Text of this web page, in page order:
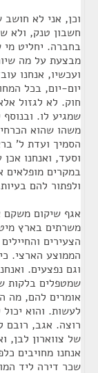
וכן, אני לא
חשבון טנק, ולא
בחברה. יחליט מי
מבצעת על מה
ועכשיו, אנחנו
יום-יום, בכל
חוק. לא לגזול
שמגיע לו.
משהו שהוא
הסמיך ועדת ל'
וסעד, ואנחנו
במקרים מופלאים
ולפתור להם
אגף שיקום משקם
משרתים בארץ
הצעירים
הממוצע הארצי.
וגם נפצעים.
שמטפלים בלקות
אומרים להם, מה
לעשות. והוא
רוצה. אגב, רובם
של צווארון לבן,
אנחנו מחויבים
שכר דירה ליד